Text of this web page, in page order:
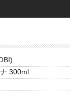
300ml